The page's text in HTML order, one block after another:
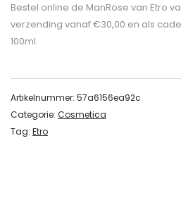
Bestel online de ManRose van Etro
verzending vanaf €30,00 en als
100ml.
Artikelnummer: 57a6156ea92c
Categorie: Cosmetica
Tag: Etro